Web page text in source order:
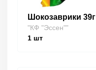
Шокозаврики 39г
"КФ "Эссен""
1 шт